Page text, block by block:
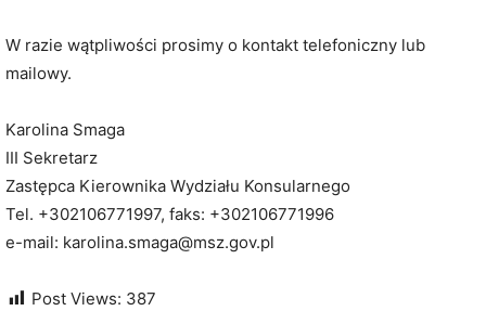
W razie wątpliwości prosimy o kontakt telefoniczny lub
mailowy.
Karolina Smaga
III Sekretarz
Zastępca Kierownika Wydziału Konsularnego
Tel. +302106771997, faks: +302106771996
e-mail: karolina.smaga@msz.gov.pl
Post Views: 387